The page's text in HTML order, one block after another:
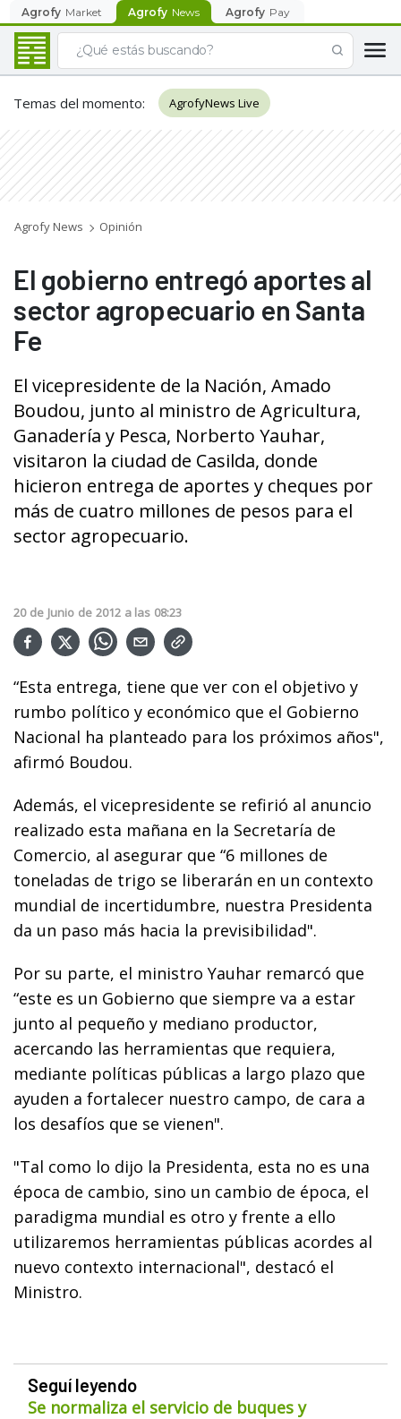
Agrofy Market Agrofy News Agrofy Pay
Temas del momento: AgrofyNews Live
Agrofy News Opinión
El gobierno entregó aportes al
sector agropecuario en Santa
Fe
El vicepresidente de la Nación, Amado
Boudou, junto al ministro de Agricultura,
Ganadería y Pesca, Norberto Yauhar,
visitaron la ciudad de Casilda, donde
hicieron entrega de aportes y cheques por
más de cuatro millones de pesos para el
sector agropecuario.
20 de Junio de 2012 a las 08:23
“Esta entrega, tiene que ver con el objetivo y
rumbo político y económico que el Gobierno
Nacional ha planteado para los próximos años",
afirmó Boudou.
Además, el vicepresidente se refirió al anuncio
realizado esta mañana en la Secretaría de
Comercio, al asegurar que “6 millones de
toneladas de trigo se liberarán en un contexto
mundial de incertidumbre, nuestra Presidenta
da un paso más hacia la previsibilidad".
Por su parte, el ministro Yauhar remarcó que
“este es un Gobierno que siempre va a estar
junto al pequeño y mediano productor,
acercando las herramientas que requiera,
mediante políticas públicas a largo plazo que
ayuden a fortalecer nuestro campo, de cara a
los desafíos que se vienen".
"Tal como lo dijo la Presidenta, esta no es una
época de cambio, sino un cambio de época, el
paradigma mundial es otro y frente a ello
utilizaremos herramientas públicas acordes al
nuevo contexto internacional", destacó el
Ministro.
Seguí leyendo
Se normaliza el servicio de buques y